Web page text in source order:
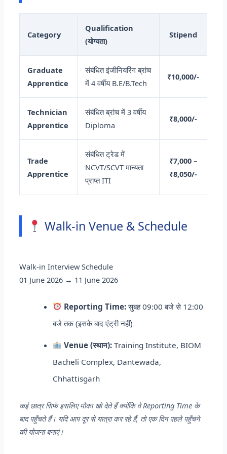
Category
Qualification
(योग्यता)
Stipend
Graduate
Apprentice
संबंधित इंजीनियरिंग ब्रांच
में 4 वर्षीय B.E/B.Tech
₹10,000/-
Technician
Apprentice
संबंधित ब्रांच में 3 वर्षीय
Diploma
₹8,000/-
Trade
Apprentice
संबंधित ट्रेड में
NCVT/SCVT मान्यता
प्राप्त ITI
₹7,000 –
₹8,050/-
Walk-in Venue & Schedule
Walk-in Interview Schedule
01 June 2026 → 11 June 2026
Reporting Time:सुबह 09:00 बजे से 12:00
बजे तक (इसके बाद एंट्री नहीं)
Venue (स्थान):Training Institute, BIOM
Bacheli Complex, Dantewada,
Chhattisgarh
कई छात्र सिर्फ इसलिए मौका खो देते हैं क्योंकि वे Reporting Time के
बाद पहुँचते हैं। यदि आप दूर से यात्रा कर रहे हैं, तो एक दिन पहले पहुँचने
की योजना बनाएं।